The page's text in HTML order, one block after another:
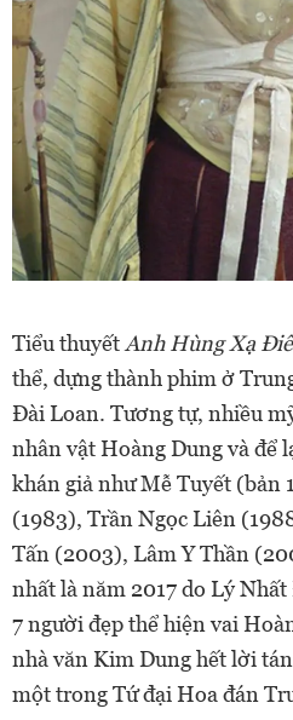
Tiểu thuyếtAnh Hùng Xạ
thể, dựng thành phim ở
Đài Loan. Tương tự, nhiều
nhân vật Hoàng Dung và để
khán giả như Mễ Tuyết (bản
(1983), Trần Ngọc Liên
Tấn (2003), Lâm Y Thần
nhất là năm 2017 do Lý
7 người đẹp thể hiện vai
nhà văn Kim Dung hết lời
một trong Tứ đại Hoa đán